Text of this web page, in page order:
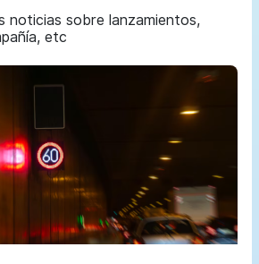
noticias sobre lanzamientos,
etc